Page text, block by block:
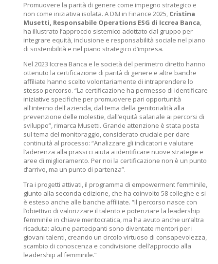
Promuovere la parità di genere come impegno strategico e
non come iniziativa isolata. A D&I in Finance 2025, Cristina
Musetti, Responsabile Operations ESG di Iccrea Banca,
ha illustrato l’approccio sistemico adottato dal gruppo per
integrare equità, inclusione e responsabilità sociale nel piano
di sostenibilità e nel piano strategico d’impresa.
Nel 2023 Iccrea Banca e le società del perimetro diretto hanno
ottenuto la certificazione di parità di genere e altre banche
affiliate hanno scelto volontariamente di intraprendere lo
stesso percorso. “La certificazione ha permesso di identificare
iniziative specifiche per promuovere pari opportunità
all'interno dell'azienda, dal tema della genitorialità alla
prevenzione delle molestie, dall’equità salariale ai percorsi di
sviluppo”, rimarca Musetti. Grande attenzione è stata posta
sul tema del monitoraggio, considerato cruciale per dare
continuità al processo: “Analizzare gli indicatori e valutare
l’aderenza alla prassi ci aiuta a identificare nuove strategie e
aree di miglioramento. Per noi la certificazione non è un punto
d’arrivo, ma un punto di partenza”.
Tra i progetti attivati, il programma di empowerment femminile,
giunto alla seconda edizione, che ha coinvolto 58 colleghe e si
è esteso anche alle banche affiliate. “Il percorso nasce con
l’obiettivo di valorizzare il talento e potenziare la leadership
femminile in chiave meritocratica, ma ha avuto anche un’altra
ricaduta: alcune partecipanti sono diventate mentori per i
giovani talenti, creando un circolo virtuoso di consapevolezza,
scambio di conoscenza e condivisione dell’approccio alla
leadership al femminile.”